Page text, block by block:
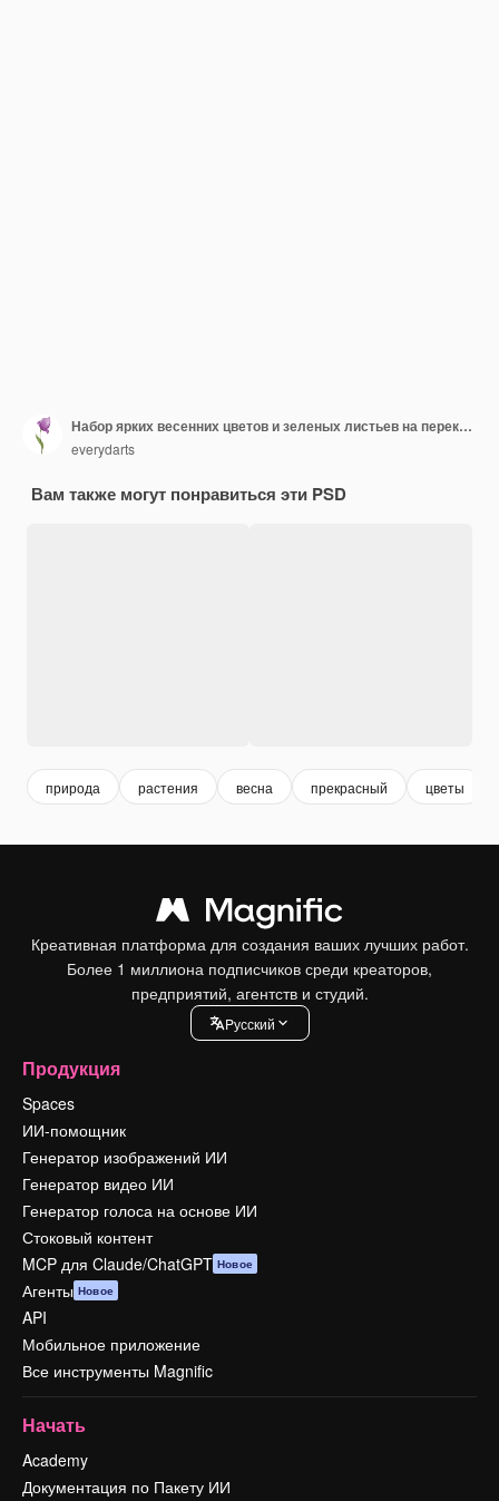
Набор ярких весенних цветов и зеленых листьев на перекрестном фоне с буквами
everydarts
Вам также могут понравиться эти PSD
природа растения весна прекрасный цветы
Креативная платформа для создания ваших лучших работ.
Более 1 миллиона подписчиков среди креаторов,
предприятий, агентств и студий.
Pусский
Продукция
Spaces
ИИ-помощник
Генератор изображений ИИ
Генератор видео ИИ
Генератор голоса на основе ИИ
Стоковый контент
MCP для Claude/ChatGPT Новое
Агенты Новое
API
Мобильное приложение
Все инструменты Magnific
Начать
Academy
Документация по Пакету ИИ